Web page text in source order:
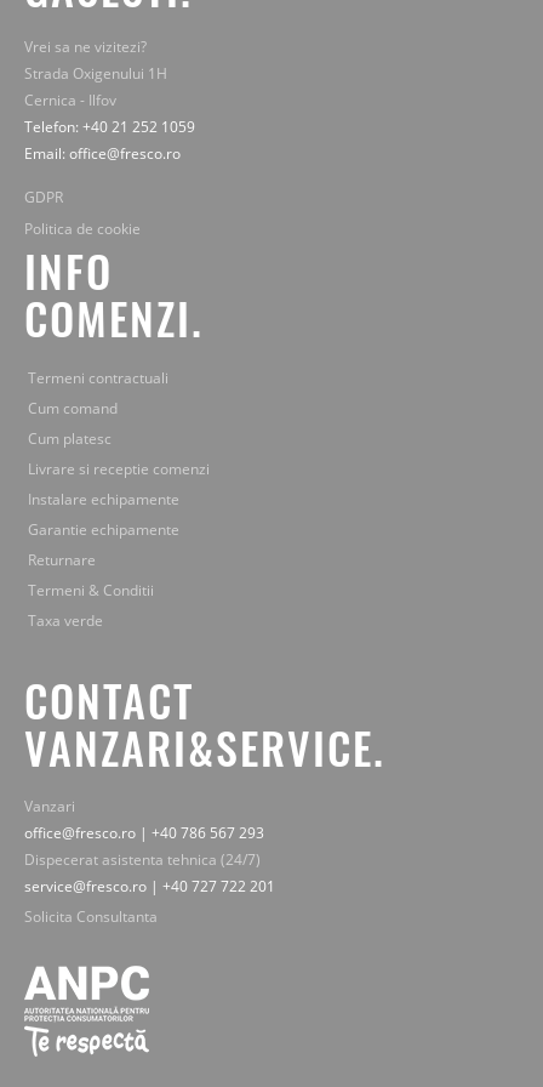
Vrei sa ne vizitezi?
Strada Oxigenului 1H
Cernica - Ilfov
Telefon: +40 21 252 1059
Email: office@fresco.ro
GDPR
Politica de cookie
INFO
COMENZI.
Termeni contractuali
Cum comand
Cum platesc
Livrare si receptie comenzi
Instalare echipamente
Garantie echipamente
Returnare
Termeni & Conditii
Taxa verde
CONTACT
VANZARI&SERVICE.
Vanzari
office@fresco.ro | +40 786 567 293
Dispecerat asistenta tehnica (24/7)
service@fresco.ro | +40 727 722 201
Solicita Consultanta